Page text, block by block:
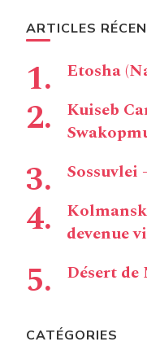
ARTICLES
Etosha
Kuiseb
Sossuvlei
devenue
Désert de
CATÉGORIES